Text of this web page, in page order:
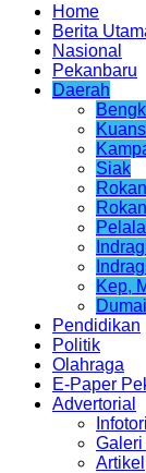
Home
Berita
Nasional
Pekanbaru
Daerah
Siak
Kep,
Dumai
Pendidikan
Politik
Olahraga
E-Paper
Advertorial
Artikel